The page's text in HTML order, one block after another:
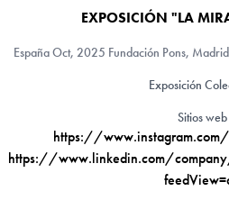
EXPOSICIÓN "LA
EspañaOct, 2025 Fundación Pons,
Exposición
Sitios web
https://
https://www.linkedin.com/